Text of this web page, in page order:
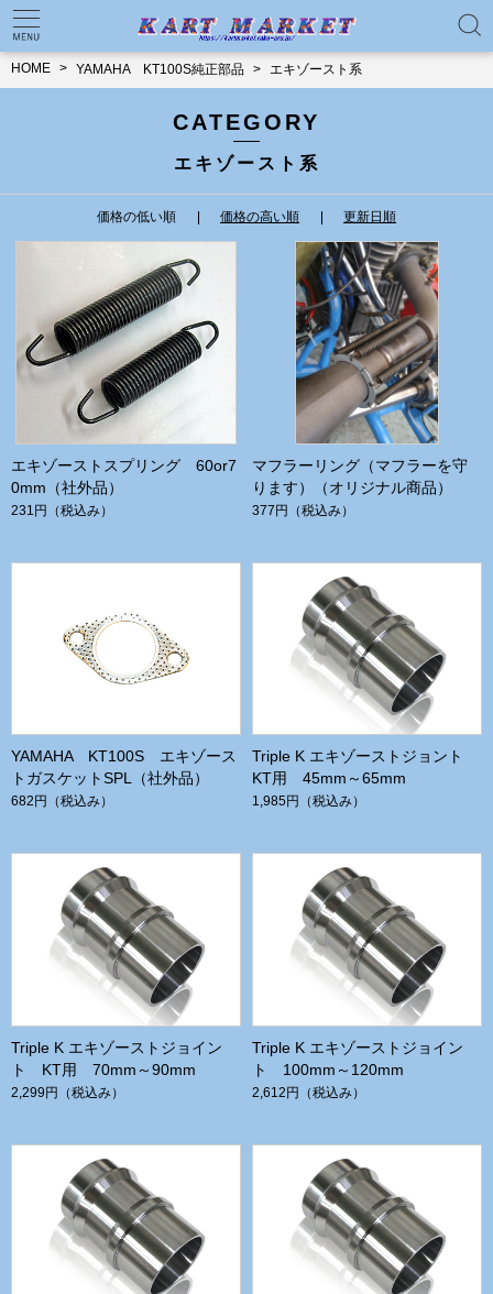
HOME YAMAHA KT100S純正部品 エキゾースト系
CATEGORY
エキゾースト系
価格の低い順 価格の高い順 更新日順
エキゾーストスプリング 60or7
0mm（社外品）
231円 （税込み）
マフラーリング（マフラーを守
ります）（オリジナル商品）
377円 （税込み）
YAMAHA KT100S エキゾース
トガスケットSPL（社外品）
682円 （税込み）
Triple K エキゾーストジョント
KT用 45mm～65mm
1,985円 （税込み）
Triple K エキゾーストジョイン
ト KT用 70mm～90mm
2,299円 （税込み）
Triple K エキゾーストジョイン
ト 100mm～120mm
2,612円 （税込み）